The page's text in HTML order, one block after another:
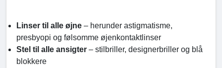
Linser til alle øjne – herunder astigmatisme,
presbyopi og følsomme øjenkontaktlinser
Stel til alle ansigter – stilbriller, designerbriller og blå
blokkere